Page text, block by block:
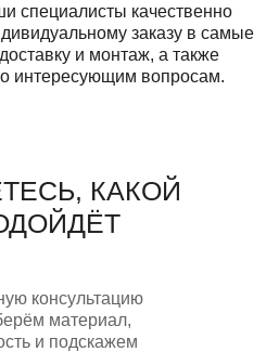
специалисты качественно
заказу в самые
и монтаж, а также
интересующим вопросам.
КАКОЙ
консультацию
материал,
и подскажем